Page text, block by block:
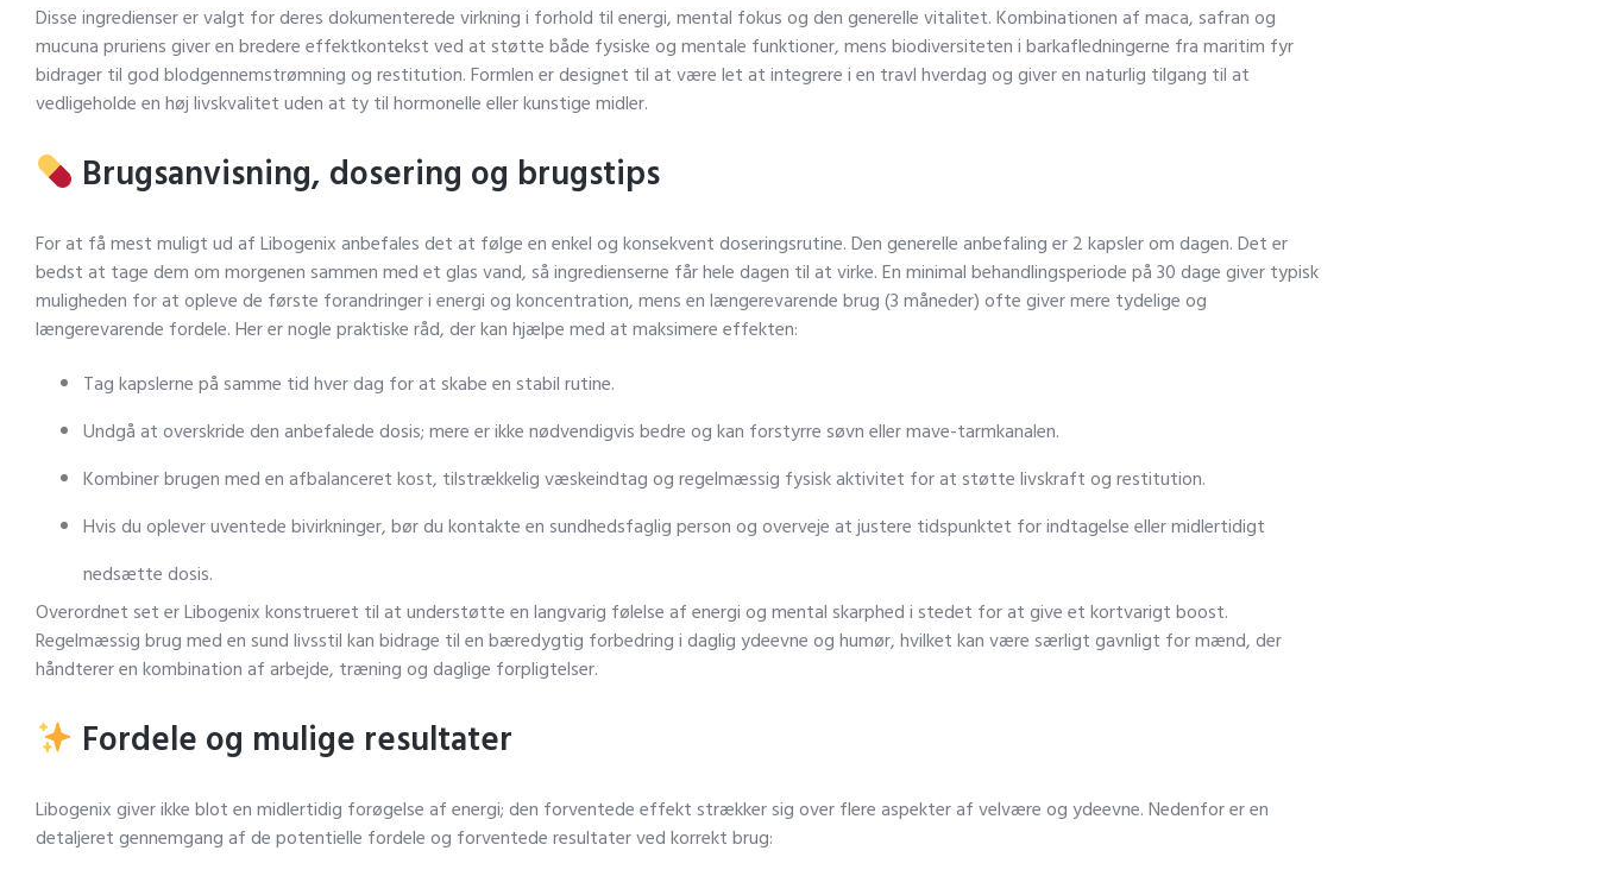
Disse ingredienser er valgt for deres dokumenterede virkning i forhold til energi, mental fokus og den generelle vitalitet. Kombinationen af maca, safran og
mucuna pruriens giver en bredere effektkontekst ved at støtte både fysiske og mentale funktioner, mens biodiversiteten i barkafledningerne fra maritim fyr
bidrager til god blodgennemstrømning og restitution. Formlen er designet til at være let at integrere i en travl hverdag og giver en naturlig tilgang til at
vedligeholde en høj livskvalitet uden at ty til hormonelle eller kunstige midler.
Brugsanvisning, dosering og brugstips
For at få mest muligt ud af Libogenix anbefales det at følge en enkel og konsekvent doseringsrutine. Den generelle anbefaling er 2 kapsler om dagen. Det er
bedst at tage dem om morgenen sammen med et glas vand, så ingredienserne får hele dagen til at virke. En minimal behandlingsperiode på 30 dage giver typisk
muligheden for at opleve de første forandringer i energi og koncentration, mens en længerevarende brug (3 måneder) ofte giver mere tydelige og
længerevarende fordele. Her er nogle praktiske råd, der kan hjælpe med at maksimere effekten:
Tag kapslerne på samme tid hver dag for at skabe en stabil rutine.
Undgå at overskride den anbefalede dosis; mere er ikke nødvendigvis bedre og kan forstyrre søvn eller mave-tarmkanalen.
Kombiner brugen med en afbalanceret kost, tilstrækkelig væskeindtag og regelmæssig fysisk aktivitet for at støtte livskraft og restitution.
Hvis du oplever uventede bivirkninger, bør du kontakte en sundhedsfaglig person og overveje at justere tidspunktet for indtagelse eller midlertidigt
nedsætte dosis.
Overordnet set er Libogenix konstrueret til at understøtte en langvarig følelse af energi og mental skarphed i stedet for at give et kortvarigt boost.
Regelmæssig brug med en sund livsstil kan bidrage til en bæredygtig forbedring i daglig ydeevne og humør, hvilket kan være særligt gavnligt for mænd, der
håndterer en kombination af arbejde, træning og daglige forpligtelser.
Fordele og mulige resultater
Libogenix giver ikke blot en midlertidig forøgelse af energi; den forventede effekt strækker sig over flere aspekter af velvære og ydeevne. Nedenfor er en
detaljeret gennemgang af de potentielle fordele og forventede resultater ved korrekt brug: